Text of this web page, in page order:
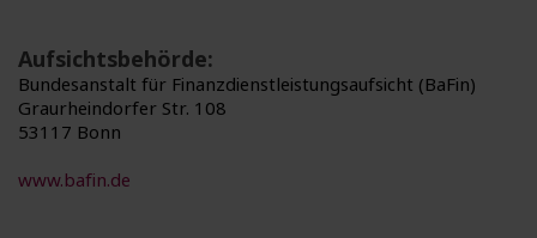
Aufsichtsbehörde:
Bundesanstalt für Finanzdienstleistungsaufsicht (BaFin)
Graurheindorfer Str. 108
53117 Bonn
www.bafin.de